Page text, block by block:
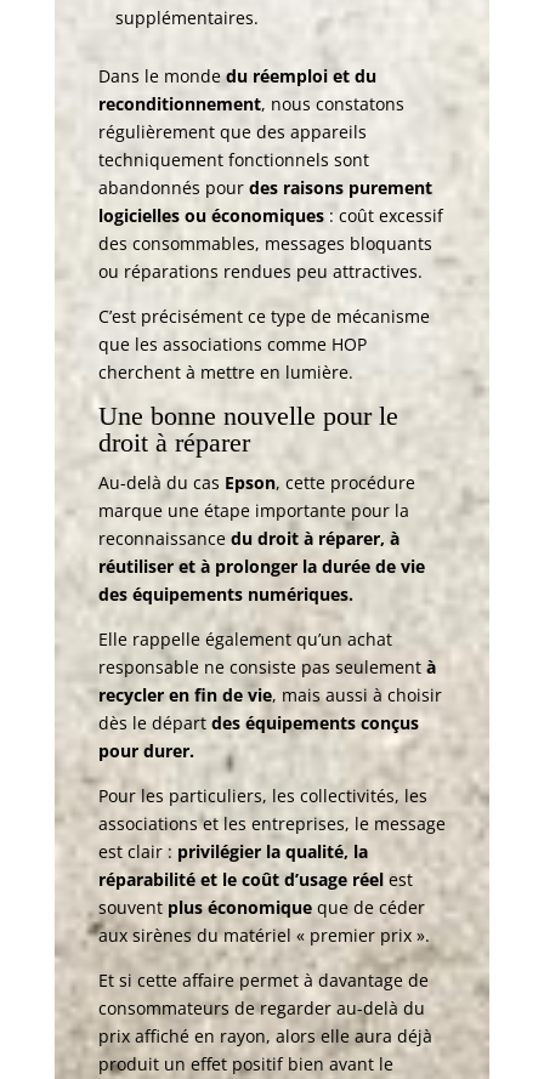
supplémentaires.
Dans le mondedu réemploi et du
reconditionnement, nous constatons
régulièrement que des appareils
techniquement fonctionnels sont
abandonnés pour des raisons purement
logicielles ou économiques: coût excessif
des consommables, messages bloquants
ou réparations rendues peu attractives.
C’est précisément ce type de mécanisme
que les associations comme HOP
cherchent à mettre en lumière.
Une bonne nouvelle pour le
droit à réparer
Au-delà du cas Epson, cette procédure
marque une étape importante pour la
reconnaissance du droit à réparer, à
réutiliser et à prolonger la durée de vie
des équipements numériques.
Elle rappelle également qu’un achat
responsable ne consiste pas seulement à
recycler en fin de vie, mais aussi à choisir
dès le départ des équipements conçus
pour durer.
Pour les particuliers, les collectivités, les
associations et les entreprises, le message
est clair : privilégier la qualité, la
réparabilité et le coût d’usage réelest
souvent plus économiqueque de céder
aux sirènes du matériel « premier prix ».
Et si cette affaire permet à davantage de
consommateurs de regarder au-delà du
prix affiché en rayon, alors elle aura déjà
produit un effet positif bien avant le